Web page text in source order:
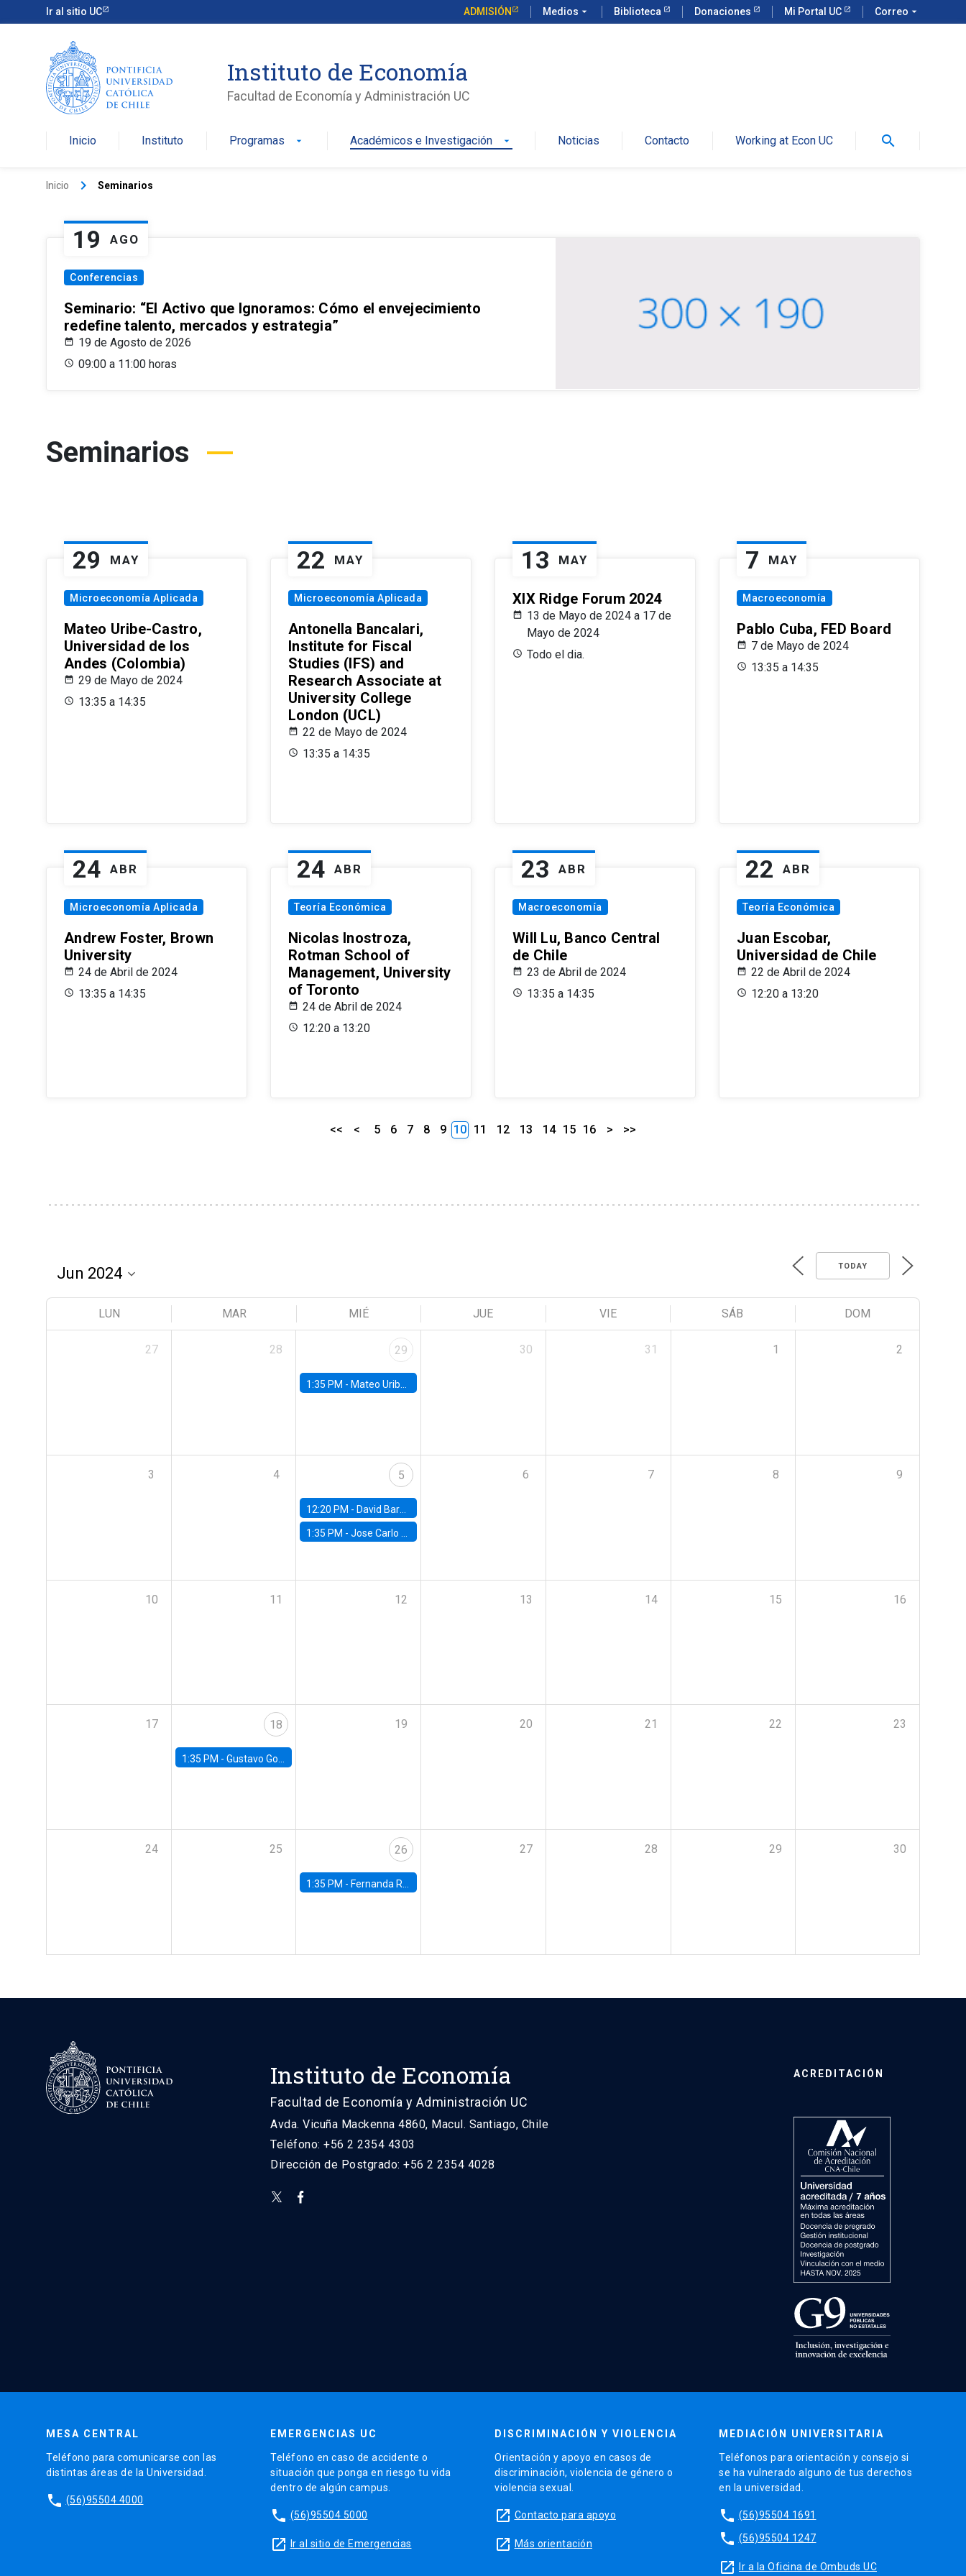
Ir al sitio UC ADMISIÓN Medios arrow_drop_down Biblioteca Donaciones Mi Portal UC Correo arrow_drop_down
Instituto de Economía
Facultad de Economía y Administración UC
Inicio Instituto Programas arrow_drop_down Académicos e Investigación arrow_drop_down Noticias Contacto Working at Econ UC search
Inicio keyboard_arrow_right Seminarios
19 AGO
Conferencias
Seminario: “El Activo que Ignoramos: Cómo el envejecimiento
redefine talento, mercados y estrategia”
19 de Agosto de 2026
09:00 a 11:00 horas
Seminarios
29 MAY
Microeconomía Aplicada
Mateo Uribe-Castro,
Universidad de los
Andes (Colombia)
29 de Mayo de 2024
13:35 a 14:35
22 MAY
Microeconomía Aplicada
Antonella Bancalari,
Institute for Fiscal
Studies (IFS) and
Research Associate at
University College
London (UCL)
22 de Mayo de 2024
13:35 a 14:35
13 MAY
XIX Ridge Forum 2024
13 de Mayo de 2024 a 17 de
Mayo de 2024
Todo el dia.
7 MAY
Macroeconomía
Pablo Cuba, FED Board
7 de Mayo de 2024
13:35 a 14:35
24 ABR
Microeconomía Aplicada
Andrew Foster, Brown
University
24 de Abril de 2024
13:35 a 14:35
24 ABR
Teoría Económica
Nicolas Inostroza,
Rotman School of
Management, University
of Toronto
24 de Abril de 2024
12:20 a 13:20
23 ABR
Macroeconomía
Will Lu, Banco Central
de Chile
23 de Abril de 2024
13:35 a 14:35
22 ABR
Teoría Económica
Juan Escobar,
Universidad de Chile
22 de Abril de 2024
12:20 a 13:20
<< < 5 6 7 8 9 10 11 12 13 14 15 16 > >>
TODAY
LUN MAR MIÉ JUE VIE SÁB DOM
27 28 29
1:35 PM - Mateo Uribe-Castro, Universidad de los Andes (Colombia)
30 31 1 2
3 4 5
12:20 PM - David Bardey, Universidad de los Andes - CEDE
1:35 PM -Jose Carlo Bermudez, UC (ME) & World Bank
6 7 8 9
10 11 12 13 14 15 16
17 18
1:35 PM - Gustavo González, Banco Central de Chile
19 20 21 22 23
24 25 26
1:35 PM - Fernanda Rojas Ampuero, University of Wisconsin-Madison
27 28 29 30
Instituto de Economía
Facultad de Economía y Administración UC
Avda. Vicuña Mackenna 4860, Macul. Santiago, Chile
Teléfono: +56 2 2354 4303
Dirección de Postgrado: +56 2 2354 4028
ACREDITACIÓN
MESA CENTRAL
Teléfono para comunicarse con las
distintas áreas de la Universidad.
phone (56)95504 4000
EMERGENCIAS UC
Teléfono en caso de accidente o
situación que ponga en riesgo tu vida
dentro de algún campus.
phone (56)95504 5000
launch Ir al sitio de Emergencias
DISCRIMINACIÓN Y VIOLENCIA
Orientación y apoyo en casos de
discriminación, violencia de género o
violencia sexual.
launch Contacto para apoyo
launch Más orientación
MEDIACIÓN UNIVERSITARIA
Teléfonos para orientación y consejo si
se ha vulnerado alguno de tus derechos
en la universidad.
phone (56)95504 1691
phone (56)95504 1247
launch Ir a la Oficina de Ombuds UC